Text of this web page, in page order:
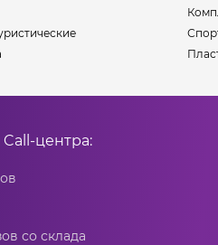
Call-центра:
со склада